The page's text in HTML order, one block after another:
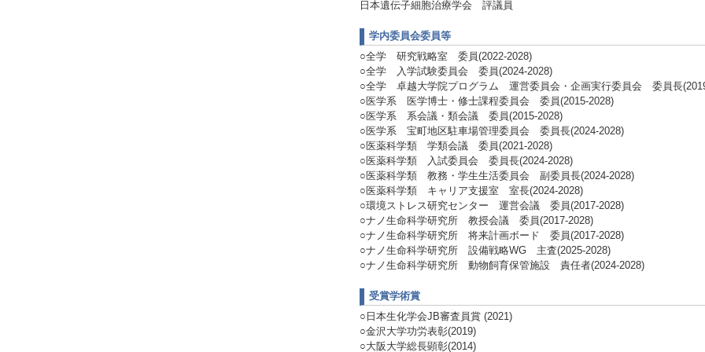
日本遺伝子細胞治療学会 評議員
学内委員会委員等
○全学 研究戦略室 委員(2022-2028)
○全学 入学試験委員会 委員(2024-2028)
○全学 卓越大学院プログラム 運営委員会・企画実行委員会 委員長
○医学系 医学博士・修士課程委員会 委員(2015-2028)
○医学系 系会議・類会議 委員(2015-2028)
○医学系 宝町地区駐車場管理委員会 委員長(2024-2028)
○医薬科学類 学類会議 委員(2021-2028)
○医薬科学類 入試委員会 委員長(2024-2028)
○医薬科学類 教務・学生生活委員会 副委員長(2024-2028)
○医薬科学類 キャリア支援室 室長(2024-2028)
○環境ストレス研究センター 運営会議 委員(2017-2028)
○ナノ生命科学研究所 教授会議 委員(2017-2028)
○ナノ生命科学研究所 将来計画ボード 委員(2017-2028)
○ナノ生命科学研究所 設備戦略WG 主査(2025-2028)
○ナノ生命科学研究所 動物飼育保管施設 責任者(2024-2028)
受賞学術賞
○日本生化学会JB審査員賞 (2021)
○金沢大学功労表彰(2019)
○大阪大学総長顕彰(2014)